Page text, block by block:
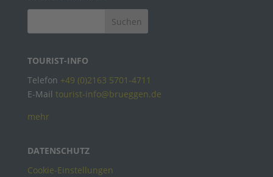
TOURIST-INFO
Telefon +49 (0)2163 5701-4711
E-Mail tourist-info@brueggen.de
mehr
DATENSCHUTZ
Cookie-Einstellungen